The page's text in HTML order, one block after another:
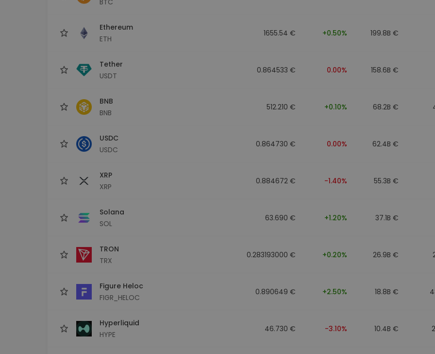
Ethereum
ETH
1655.54 € +0.50% 199.8B €
Tether
USDT
0.864533 € 0.00% 158.6B €
BNB
BNB
512.210 € +0.10% 68.2B €
USDC
USDC
0.864730 € 0.00% 62.4B €
XRP
XRP
0.884672 € -1.40% 55.3B €
Solana
SOL
63.690 € +1.20% 37.1B €
TRON
TRX
0.283193000 € +0.20% 26.9B €
Figure Heloc
FIGR_HELOC
0.890649 € +2.50% 18.8B €
Hyperliquid
HYPE
46.730 € -3.10% 10.4B €